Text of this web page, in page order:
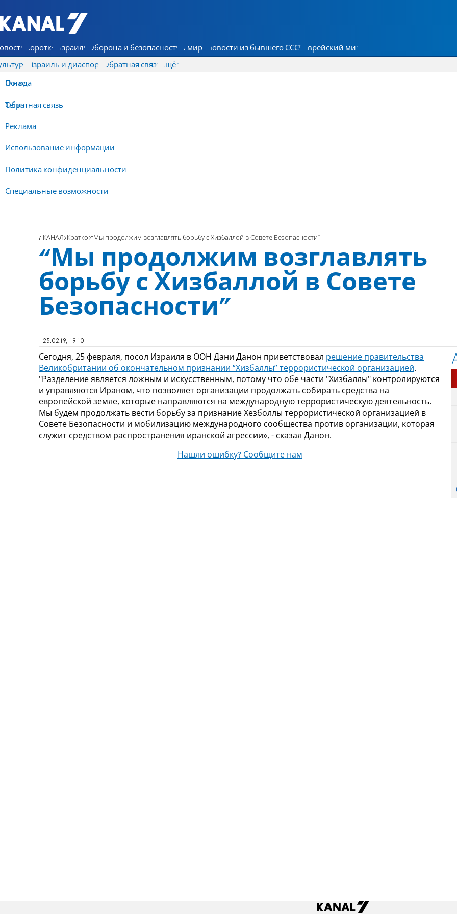
7 КАНАЛ - Аруц Шева
Коротко Израиль Оборона и безопасность В мире Новости из бывшего СССР Еврейский мир
Израиль и диаспора Обратная связь
О нас
Обратная связь
Реклама
Использование информации
Политика конфиденциальности
Специальные возможности
Ещё
Погода
Теги
7 КАНАЛ Кратко “Мы продолжим возглавлять борьбу с Хизбаллой в Совете Безопасности”
“Мы продолжим возглавлять
борьбу с Хизбаллой в Совете
Безопасности”
25.02.19, 19:10
Сегодня, 25 февраля, посол Израиля в ООН Дани Данон приветствовал решение правительства
Великобритании об окончательном признании “Хизбаллы” террористической организацией.
"Разделение является ложным и искусственным, потому что обе части "Хизбаллы" контролируются
и управляются Ираном, что позволяет организации продолжать собирать средства на
европейской земле, которые направляются на международную террористическую деятельность.
Мы будем продолжать вести борьбу за признание Хезболлы террористической организацией в
Совете Безопасности и мобилизацию международного сообщества против организации, которая
служит средством распространения иранской агрессии», - сказал Данон.
Нашли ошибку? Сообщите нам